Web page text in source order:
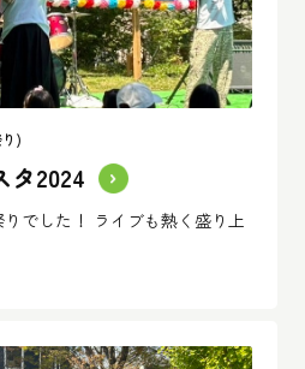
)
タ2024
でした！ ライブも熱く盛り上